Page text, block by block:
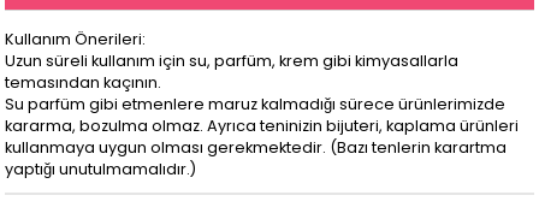
Kullanım Önerileri:
Uzun süreli kullanım için su, parfüm, krem gibi kimyasallarla
temasından kaçının.
Su parfüm gibi etmenlere maruz kalmadığı sürece ürünlerimizde
kararma, bozulma olmaz. Ayrıca teninizin bijuteri, kaplama ürünleri
kullanmaya uygun olması gerekmektedir. (Bazı tenlerin karartma
yaptığı unutulmamalıdır.)